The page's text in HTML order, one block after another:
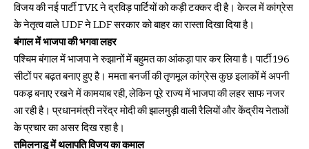
विजय की नई पार्टी TVK ने द्रविड़ पार्टियों को कड़ी टक्कर दी है। केरल में कांग्रेस
के नेतृत्व वाले UDF ने LDF सरकार को बाहर का रास्ता दिखा दिया है।
बंगाल में भाजपा की भगवा लहर
पश्चिम बंगाल में भाजपा ने रुझानों में बहुमत का आंकड़ा पार कर लिया है। पार्टी 196
सीटों पर बढ़त बनाए हुए है। ममता बनर्जी की तृणमूल कांग्रेस कुछ इलाकों में अपनी
पकड़ बनाए रखने में कामयाब रही, लेकिन पूरे राज्य में भाजपा की लहर साफ नजर
आ रही है। प्रधानमंत्री नरेंद्र मोदी की झालमुड़ी वाली रैलियों और केंद्रीय नेताओं
के प्रचार का असर दिख रहा है।
तमिलनाडु में थलापति विजय का कमाल